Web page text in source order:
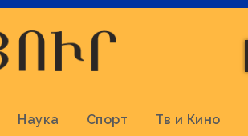
Наука Спорт Тв и Кино